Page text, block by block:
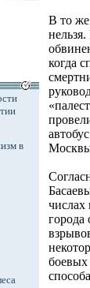
в
В то же
когда
числах
города